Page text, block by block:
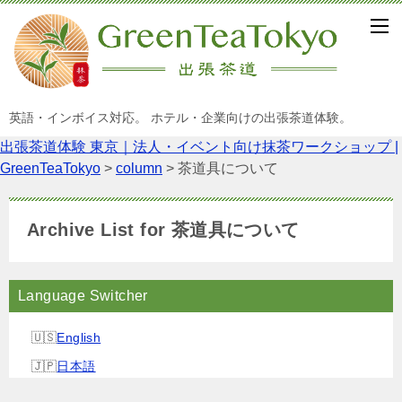
英語・インボイス対応。 ホテル・企業向けの出張茶道体験。
出張茶道体験 東京｜法人・イベント向け抹茶ワークショップ |
GreenTeaTokyo > column > 茶道具について
Archive List for 茶道具について
Language Switcher
English
日本語